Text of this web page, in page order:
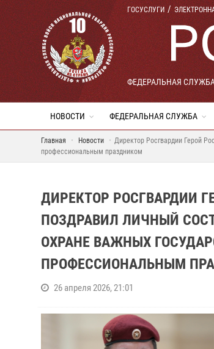
ГОСУСЛУГИ
ФЕДЕРАЛЬНАЯ
НОВОСТИ ФЕДЕРАЛЬНАЯ СЛУЖБА
Главная Новости
Директор Росгвардии Герой
профессиональным праздником
ДИРЕКТОР РОСГВАРДИИ
ПОЗДРАВИЛ ЛИЧНЫЙ
ОХРАНЕ ВАЖНЫХ
ПРОФЕССИОНАЛЬНЫМ
26 апреля 2026, 21:01